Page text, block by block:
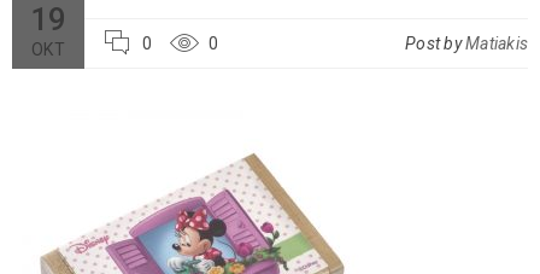
19
ΟΚΤ 0 0 Post byMatiakis